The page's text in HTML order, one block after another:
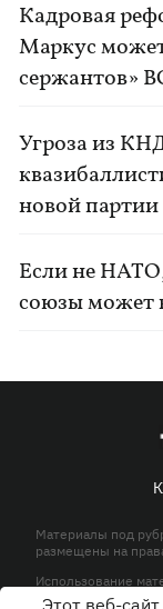
Кадровая
Маркус может
сержантов»
Угроза из
новой партии
Если не
союзы может
Материалы под
размещены на
Использование
активной
Этот веб-